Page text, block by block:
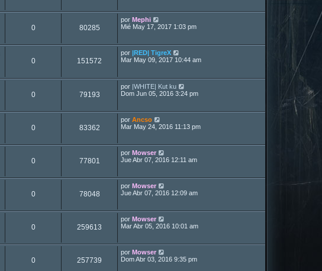
0 80285
por Mephi
Mié May 17, 2017 1:03 pm
0 151572
por
|RED| TigreX
Mar May 09, 2017 10:44 am
0 79193
por |WHITE| Kut ku
Dom Jun 05, 2016 3:24 pm
0 83362
por Ancso
Mar May 24, 2016 11:13 pm
0 77801
por Mowser
Jue Abr 07, 2016 12:11 am
0 78048
por Mowser
Jue Abr 07, 2016 12:09 am
0 259613
por Mowser
Mar Abr 05, 2016 10:01 am
0 257739
por Mowser
Dom Abr 03, 2016 9:35 pm